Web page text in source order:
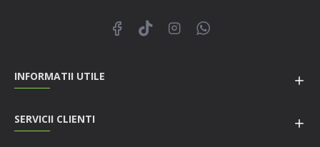
INFORMATII UTILE
SERVICII CLIENTI